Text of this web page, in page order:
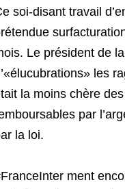
soi-disant travail
Le président de
les
la moins chère
par
la loi.
ment